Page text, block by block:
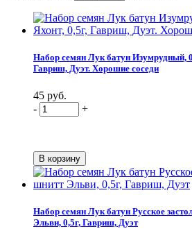
Набор семян Лук батун Изумрудный,
Гавриш, Дуэт. Хорошие соседи
45 руб.
-
+
Набор семян Лук батун Русское
Эльви, 0,5г, Гавриш, Дуэт